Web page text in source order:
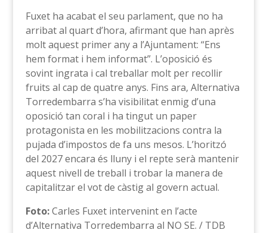
Fuxet ha acabat el seu parlament, que no ha
arribat al quart d’hora, afirmant que han après
molt aquest primer any a l’Ajuntament: “Ens
hem format i hem informat”. L’oposició és
sovint ingrata i cal treballar molt per recollir
fruits al cap de quatre anys. Fins ara, Alternativa
Torredembarra s’ha visibilitat enmig d’una
oposició tan coral i ha tingut un paper
protagonista en les mobilitzacions contra la
pujada d’impostos de fa uns mesos. L’horitzó
del 2027 encara és lluny i el repte serà mantenir
aquest nivell de treball i trobar la manera de
capitalitzar el vot de càstig al govern actual.
Foto:Carles Fuxet intervenint en l’acte
d’Alternativa Torredembarra al NO SE. / TDB